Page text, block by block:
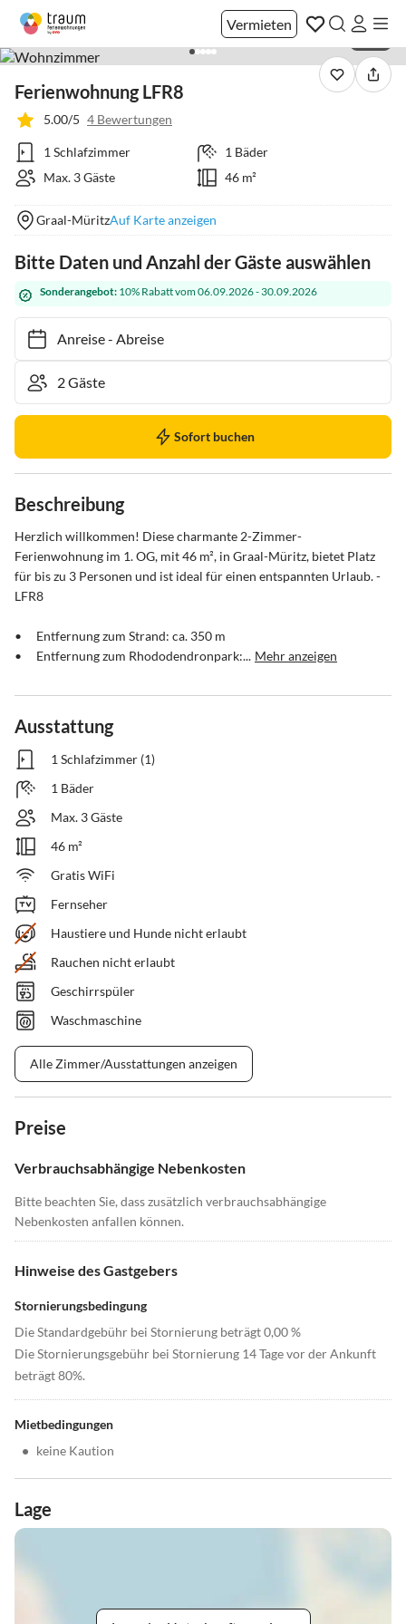
Vermieten
Ferienwohnung LFR8
5.00/5 4 Bewertungen
1 Schlafzimmer
1 Bäder
Max. 3 Gäste
46 m²
Graal-MüritzAuf Karte anzeigen
Bitte Daten und Anzahl der Gäste auswählen
Sonderangebot: 10% Rabatt vom 06.09.2026 - 30.09.2026
Anreise- Abreise
Sofort buchen
Beschreibung
Herzlich willkommen! Diese charmante 2-Zimmer-
Ferienwohnung im 1. OG, mit 46 m², in Graal-Müritz, bietet Platz
für bis zu 3 Personen und ist ideal für einen entspannten Urlaub. -
LFR8
•	Entfernung zum Strand: ca. 350 m
•	Entfernung zum Rhododendronpark:... Mehr anzeigen
Ausstattung
1 Schlafzimmer (1)
1 Bäder
Max. 3 Gäste
46 m²
Gratis WiFi
Fernseher
Haustiere und Hunde nicht erlaubt
Rauchen nicht erlaubt
Geschirrspüler
Waschmaschine
Alle Zimmer/Ausstattungen anzeigen
Preise
Verbrauchsabhängige Nebenkosten
Bitte beachten Sie, dass zusätzlich verbrauchsabhängige
Nebenkosten anfallen können.
Hinweise des Gastgebers
Stornierungsbedingung
Die Standardgebühr bei Stornierung beträgt 0,00 %
Die Stornierungsgebühr bei Stornierung 14 Tage vor der Ankunft
beträgt 80%.
Mietbedingungen
• keine Kaution
Lage